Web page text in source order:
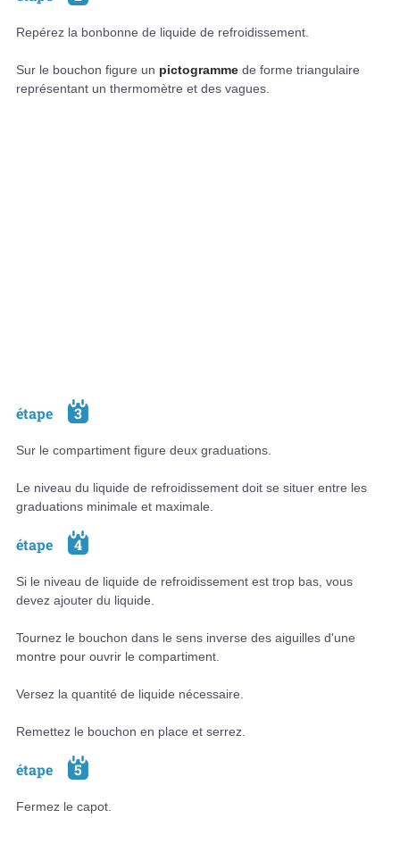
Repérez la bonbonne de liquide de refroidissement.
Sur le bouchon figure un pictogramme de forme triangulaire
représentant un thermomètre et des vagues.
étape 3
Sur le compartiment figure deux graduations.
Le niveau du liquide de refroidissement doit se situer entre les
graduations minimale et maximale.
étape 4
Si le niveau de liquide de refroidissement est trop bas, vous
devez ajouter du liquide.
Tournez le bouchon dans le sens inverse des aiguilles d'une
montre pour ouvrir le compartiment.
Versez la quantité de liquide nécessaire.
Remettez le bouchon en place et serrez.
étape 5
Fermez le capot.